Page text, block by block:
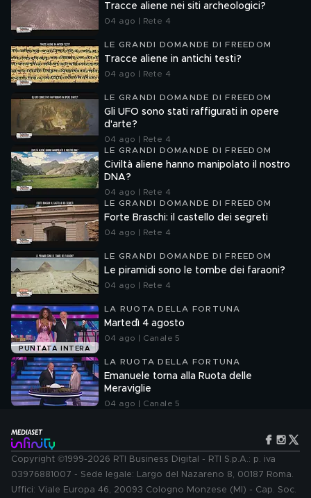
Tracce aliene nei siti archeologici?
04 ago | Rete 4
LE GRANDI DOMANDE DI FREEDOM
Tracce aliene in antichi testi?
04 ago | Rete 4
LE GRANDI DOMANDE DI FREEDOM
Gli UFO sono stati raffigurati in opere
d'arte?
04 ago | Rete 4
LE GRANDI DOMANDE DI FREEDOM
Civiltà aliene hanno manipolato il nostro
DNA?
04 ago | Rete 4
LE GRANDI DOMANDE DI FREEDOM
Forte Braschi: il castello dei segreti
04 ago | Rete 4
LE GRANDI DOMANDE DI FREEDOM
Le piramidi sono le tombe dei faraoni?
04 ago | Rete 4
PUNTATA INTERA
LA RUOTA DELLA FORTUNA
Martedì 4 agosto
04 ago | Canale 5
LA RUOTA DELLA FORTUNA
Emanuele torna alla Ruota delle
Meraviglie
04 ago | Canale 5
Copyright ©1999-2026 RTI Business Digital - RTI S.p.A.: p. iva
03976881007 - Sede legale: Largo del Nazareno 8, 00187 Roma.
Uffici: Viale Europa 46, 20093 Cologno Monzese (MI) - Cap. Soc.